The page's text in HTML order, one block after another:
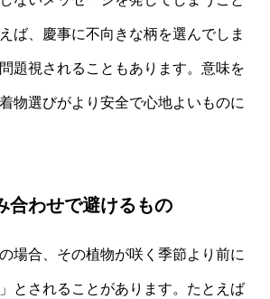
ば、慶事に不向きな柄を選んでしま
題視されることもあります。意味を
物選びがより安全で心地よいものに
合わせで避けるもの
場合、その植物が咲く季節より前に
とされることがあります。たとえば